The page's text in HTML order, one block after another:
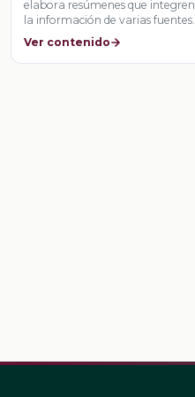
elabora resúmenes que integren
la información de varias fuentes.
Ver contenido